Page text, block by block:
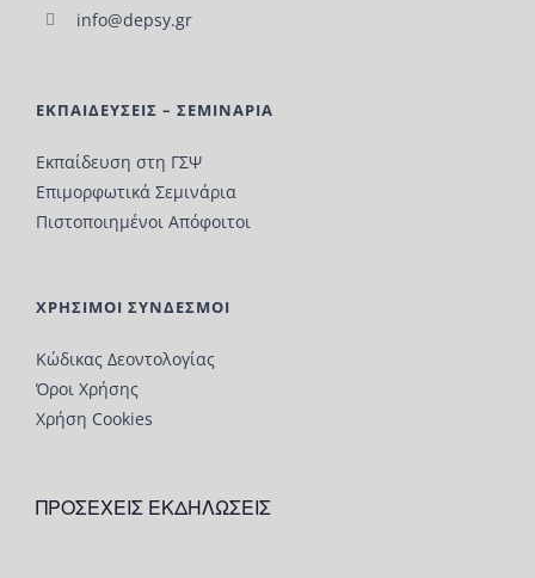
info@depsy.gr
ΕΚΠΑΙΔΕΥΣΕΙΣ – ΣΕΜΙΝΑΡΙΑ
Εκπαίδευση στη ΓΣΨ
Επιμορφωτικά Σεμινάρια
Πιστοποιημένοι Απόφοιτοι
ΧΡΗΣΙΜΟΙ ΣΥΝΔΕΣΜΟΙ
Κώδικας Δεοντολογίας
Όροι Χρήσης
Χρήση Cookies
ΠΡΟΣΕΧΕΙΣ ΕΚΔΗΛΩΣΕΙΣ